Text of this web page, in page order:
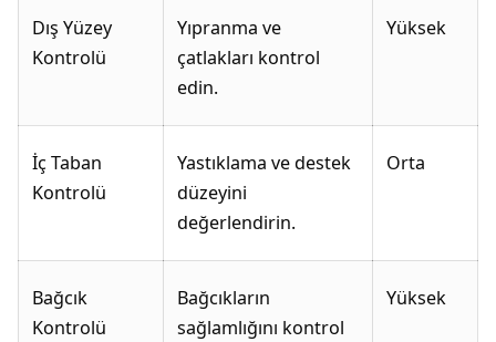
Dış Yüzey
Kontrolü
Yıpranma ve
çatlakları kontrol
edin.
Yüksek
İç Taban
Kontrolü
Yastıklama ve destek
düzeyini
değerlendirin.
Orta
Bağcık
Kontrolü
Bağcıkların
sağlamlığını kontrol
Yüksek